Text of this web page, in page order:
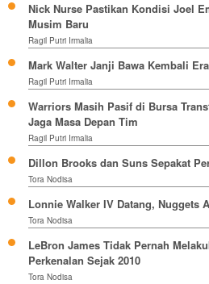
Nick Nurse Pastikan Kondisi Joel
Musim Baru
Ragil Putri Irmalia
Mark Walter Janji Bawa Kembali
Ragil Putri Irmalia
Warriors Masih Pasif di Bursa
Jaga Masa Depan Tim
Ragil Putri Irmalia
Dillon Brooks dan Suns Sepakat
Tora Nodisa
Lonnie Walker IV Datang, Nuggets
Tora Nodisa
LeBron James Tidak Pernah
Perkenalan Sejak 2010
Tora Nodisa